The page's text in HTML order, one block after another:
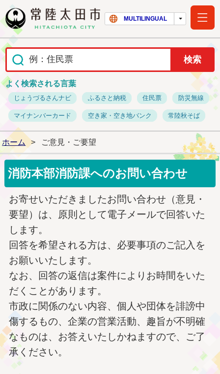
常陸太田市ホー
MULTILINGUAL
よく検索される言葉
じょうづるさんナビ ふるさと納税 住民票 防災無線
マイナンバーカード 空き家・空き地バンク 常陸秋そば
ホーム > ご意見・ご要望
消防本部消防課へのお問い合わせ
お寄せいただきましたお問い合わせ（意見・
要望）は、原則として電子メールで回答いた
します。
回答を希望される方は、必要事項のご記入を
お願いいたします。
なお、回答の返信は案件によりお時間をいた
だくことがあります。
市政に関係のない内容、個人や団体を誹謗中
傷するもの、企業の営業活動、趣旨が不明確
なものは、お答えいたしかねますので、ご了
承ください。